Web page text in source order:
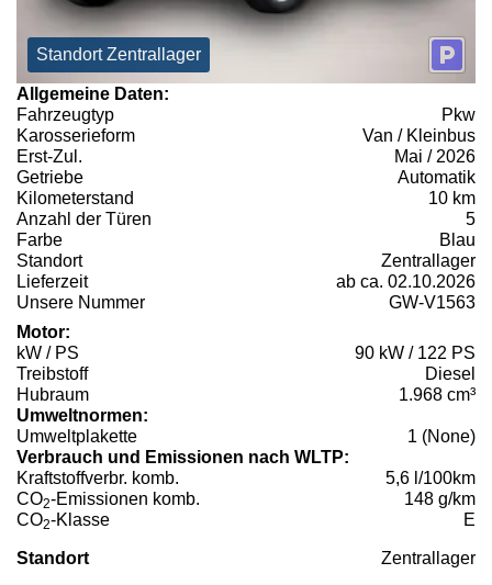
Standort Zentrallager
Allgemeine Daten:
Fahrzeugtyp
Pkw
Karosserieform
Van / Kleinbus
Erst-Zul.
Mai / 2026
Getriebe
Automatik
Kilometerstand
10 km
Anzahl der Türen
5
Farbe
Blau
Standort
Zentrallager
Lieferzeit
ab ca. 02.10.2026
Unsere Nummer
GW-V1563
Motor:
kW / PS
90 kW / 122 PS
Treibstoff
Diesel
Hubraum
1.968 cm³
Umweltnormen:
Umweltplakette
1 (None)
Verbrauch und Emissionen nach WLTP:
Kraftstoffverbr. komb.
5,6 l/100km
CO2-Emissionen komb.
148 g/km
CO2-Klasse E
Standort Zentrallager